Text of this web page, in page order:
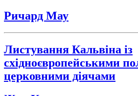
Ричард Мау
Листування Кальвіна із
східноєвропейськими
церковними діячами